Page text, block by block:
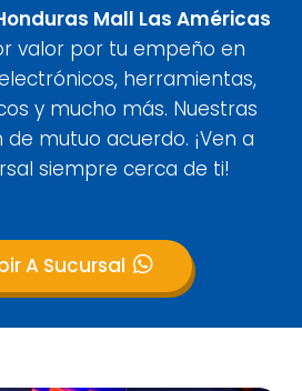
Mall Las Américas
valor por tu empeño en
herramientas,
y mucho más. Nuestras
mutuo acuerdo. ¡Ven a
siempre cerca de ti!
A Sucursal